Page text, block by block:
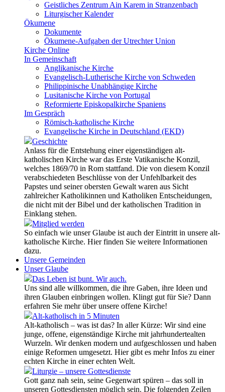
Geistliches Zentrum Ain Karem in Stranzenbach
Liturgischer Kalender
Ökumene
Dokumente
Ökumene-Aufgaben der Utrechter Union
Kirche Online
In Gemeinschaft
Anglikanische Kirche
Evangelisch-Lutherische Kirche von Schweden
Philippinische Unabhängige Kirche
Lusitanische Kirche von Portugal
Reformierte Episkopalkirche Spaniens
Im Gespräch
Römisch-katholische Kirche
Evangelische Kirche in Deutschland (EKD)
Geschichte
Anlass für die Entstehung einer eigenständigen alt-
katholischen Kirche war das Erste Vatikanische Konzil,
welches 1869/70 in Rom stattfand. Die von diesem Konzil
verabschiedeten Beschlüsse von der Unfehlbarkeit des
Papstes und seiner obersten Gewalt waren aus Sicht
zahlreicher Katholikinnen und Katholiken Entscheidungen,
die nicht mit der Bibel und der katholischen Tradition in
Einklang stehen.
Mitglied werden
So einfach wie unser Glaube ist auch der Eintritt in unsere alt-
katholische Kirche. Hier finden Sie weitere Informationen
dazu.
Unsere Gemeinden
Unser Glaube
Das Leben ist bunt. Wir auch.
Uns sind alle willkommen, die ihre Gaben, ihre Ideen und
ihren Glauben einbringen wollen. Klingt gut für Sie? Dann
erfahren Sie mehr über unsere offene Kirche!
Alt-katholisch in 5 Minuten
Alt-katholisch – was ist das? In aller Kürze: Wir sind eine
junge, offene, eigenständige Kirche mit jahrhundertealten
Wurzeln. Wir denken modern und aufgeschlossen und haben
einige Reformen umgesetzt. Hier gibt es mehr Infos zu einer
echten Kirche in einer echten Welt.
Liturgie – unsere Gottesdienste
Gott ganz nah sein, seine Gegenwart spüren – das soll in
unseren Gottesdiensten möglich sein. Die folgenden Zeilen